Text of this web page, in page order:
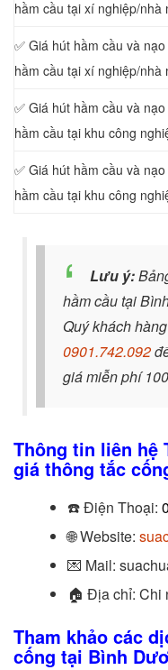
hầm cầu tại xí nghiệp/nhà
✅ Giá hút hầm cầu và
hầm cầu tại xí nghiệp/nhà
✅ Giá hút hầm cầu và
hầm cầu tại khu công
✅ Giá hút hầm cầu và
hầm cầu tại khu công
Lưu ý:
hầm cầu tại
Quý khách
0901.742.092
giá miễn phí
Thông tin liên hệ
giá thông tắc
☎️Điện Thoại:
🌐 Website:
💌 Mail:
🏠 Địa chỉ: Chi
Tham khảo các
cống tại Bình